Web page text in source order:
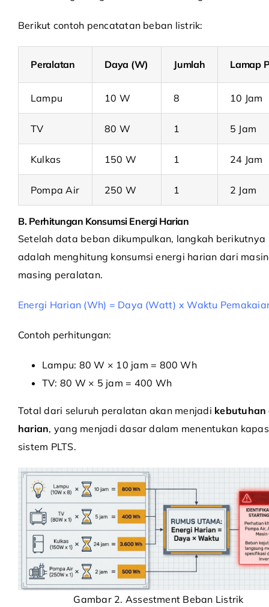
Berikut contoh pencatatan beban listrik:
Peralatan Daya (W) Jumlah Lamap
Lampu 10 W 8 10 Jam
TV 80 W 1 5 Jam
Kulkas 150 W 1 24 Jam
Pompa Air 250 W 1 2 Jam
B. Perhitungan Konsumsi Energi Harian
Setelah data beban dikumpulkan, langkah berikutnya
adalah menghitung konsumsi energi harian dari
masing peralatan.
Energi Harian (Wh) = Daya (Watt) x Waktu
Contoh perhitungan:
Lampu: 80 W × 10 jam = 800 Wh
TV: 80 W × 5 jam = 400 Wh
Total dari seluruh peralatan akan menjadi kebutuhan
harian, yang menjadi dasar dalam menentukan
sistem PLTS.
Gambar 2. Assestment Beban Listrik